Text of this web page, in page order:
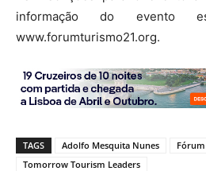
informação do evento
www.forumturismo21.org.
TAGS Adolfo Mesquita Nunes
Tomorrow Tourism Leaders